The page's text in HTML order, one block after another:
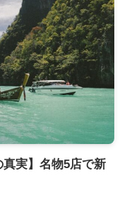
真実】名物5店で新